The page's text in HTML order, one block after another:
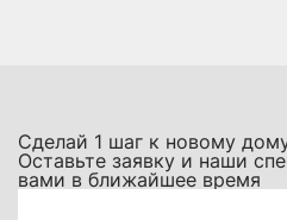
Сделай 1 шаг к новому
Оставьте заявку и наши
вами в ближайшее время